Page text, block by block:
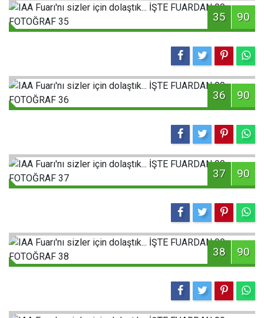
35 90
36 90
37 90
38 90